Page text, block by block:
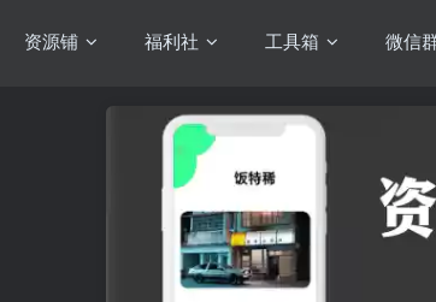
资源铺 福利社 工具箱 微信